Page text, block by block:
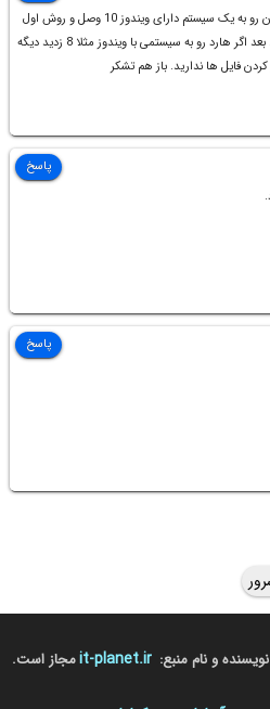
نکته: هارد تون رو به یک سیستم دارای ویندوز 10 وصل و روش اول
را انجام بدید. بعد اگر هارد رو به سیستمی با ویندوز مثلا 8 زدید دیگه
فایل ها ندارید. باز هم تشکر
پاسخ
پاسخ
و نام منبع: it-planet.irمجاز است.